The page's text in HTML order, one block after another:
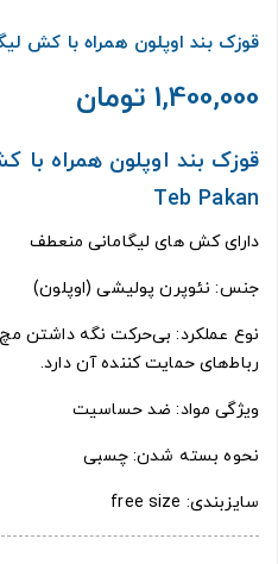
قوزک بند اوپلون همراه با کش
1,400,000 تومان
Teb Pakan
دارای کش های لیگامانی منعطف
جنس: نئوپرن پولیشی (اوپلون)
نوع عملکرد: بی‌حرکت نگه داشتن
رباط‌های حمایت کننده آن دارد.
ویژگی مواد: ضد حساسیت
نحوه بسته شدن: چسبی
سایزبندی: free size